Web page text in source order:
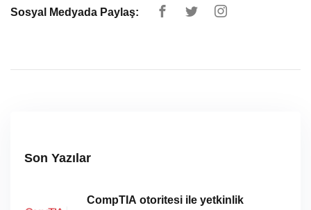
Sosyal Medyada Paylaş:
Son Yazılar
CompTIA otoritesi ile yetkinlik